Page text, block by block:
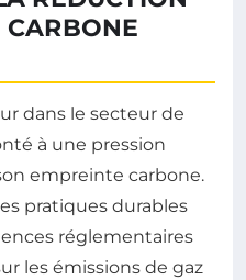
CARBONE
dans le secteur de
à une pression
empreinte carbone.
pratiques durables
réglementaires
les émissions de gaz